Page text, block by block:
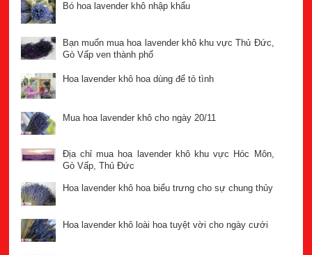
Bó hoa lavender khô nhập khẩu
Bạn muốn mua hoa lavender khô khu vực Thủ Đức,
Gò Vấp ven thành phố
Hoa lavender khô hoa dùng để tỏ tình
Mua hoa lavender khô cho ngày 20/11
Địa chỉ mua hoa lavender khô khu vực Hóc Môn,
Gò Vấp, Thủ Đức
Hoa lavender khô hoa biểu trưng cho sự chung thủy
Hoa lavender khô loài hoa tuyệt vời cho ngày cưới